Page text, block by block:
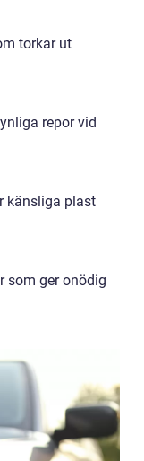
torkar ut
repor vid
känsliga plast
som ger onödig